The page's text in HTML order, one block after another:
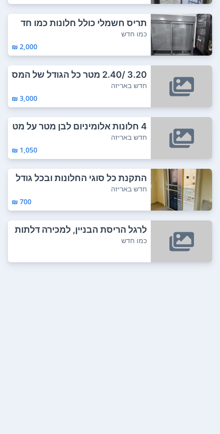
תריס חשמלי כולל חלונות כמו חד
ש, נמכר עקב...
כמו חדש
2,000 ₪
3.20 /2.40 מטר כל הגודל של המס
גרת מחולק ...
חדש באריזה
3,000 ₪
4 חלונות אלומיניום לבן מטר על מט
ר כולל ר...
חדש באריזה
1,050 ₪
התקנת כל סוגי החלונות ובכל גודל
שתצטרכו ...
חדש באריזה
700 ₪
לרגל הריסת הבניין, למכירה דלתות
עץ לבן, ...
כמו חדש